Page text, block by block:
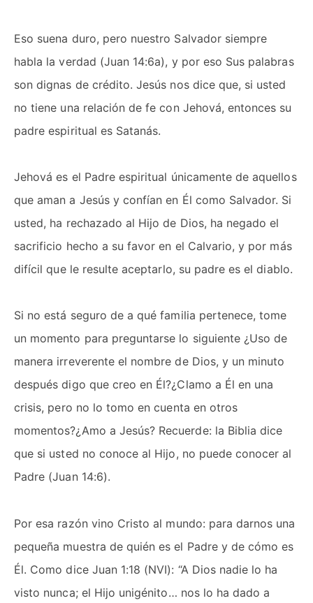
Eso suena duro, pero nuestro Salvador siempre
habla la verdad (Juan 14:6a), y por eso Sus palabras
son dignas de crédito. Jesús nos dice que, si usted
no tiene una relación de fe con Jehová, entonces su
padre espiritual es Satanás.
Jehová es el Padre espiritual únicamente de aquellos
que aman a Jesús y confían en Él como Salvador. Si
usted, ha rechazado al Hijo de Dios, ha negado el
sacrificio hecho a su favor en el Calvario, y por más
difícil que le resulte aceptarlo, su padre es el diablo.
Si no está seguro de a qué familia pertenece, tome
un momento para preguntarse lo siguiente ¿Uso de
manera irreverente el nombre de Dios, y un minuto
después digo que creo en Él?¿Clamo a Él en una
crisis, pero no lo tomo en cuenta en otros
momentos?¿Amo a Jesús? Recuerde: la Biblia dice
que si usted no conoce al Hijo, no puede conocer al
Padre (Juan 14:6).
Por esa razón vino Cristo al mundo: para darnos una
pequeña muestra de quién es el Padre y de cómo es
Él. Como dice Juan 1:18 (NVI): “A Dios nadie lo ha
visto nunca; el Hijo unigénito… nos lo ha dado a